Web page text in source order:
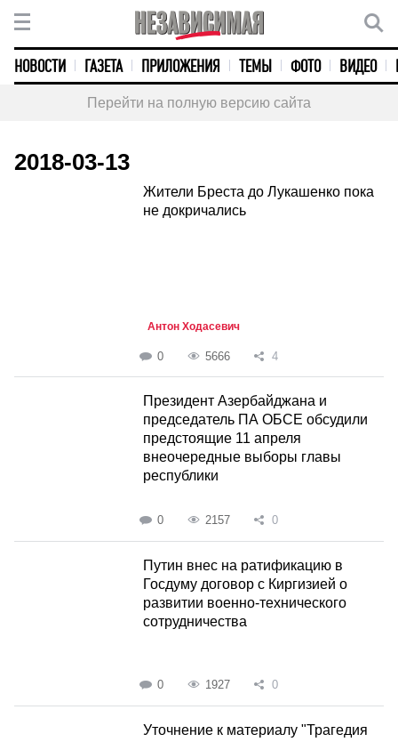
НОВОСТИ ГАЗЕТА ПРИЛОЖЕНИЯ ТЕМЫ ФОТО ВИДЕО
Перейти на полную версию сайта
2018-03-13
Жители Бреста до Лукашенко пока
не докричались
Антон Ходасевич
0 5666 4
Президент Азербайджана и
председатель ПА ОБСЕ обсудили
предстоящие 11 апреля
внеочередные выборы главы
республики
0 2157 0
Путин внес на ратификацию в
Госдуму договор с Киргизией о
развитии военно-технического
сотрудничества
0 1927 0
Уточнение к материалу "Трагедия